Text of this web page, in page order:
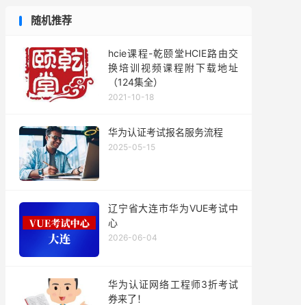
随机推荐
hcie课程-乾颐堂HCIE路由交
换培训视频课程附下载地址
（124集全）
2021-10-18
华为认证考试报名服务流程
2025-05-15
辽宁省大连市华为VUE考试中
心
2026-06-04
华为认证网络工程师3折考试
券来了！